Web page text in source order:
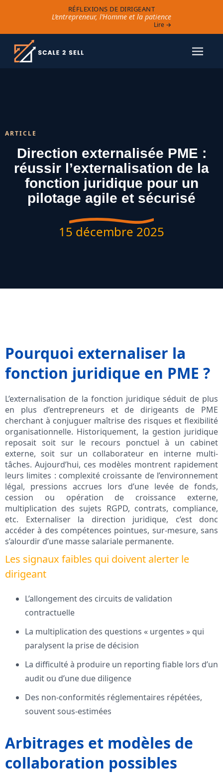
RÉFLEXIONS DE DIRIGEANT
L’entrepreneur, l’Homme et la patience
Lire →
ARTICLE
Direction externalisée PME :
réussir l’externalisation de la
fonction juridique pour un
pilotage agile et sécurisé
15 décembre 2025
Pourquoi externaliser la
fonction juridique en PME ?
L’externalisation de la fonction juridique séduit de plus
en plus d’entrepreneurs et de dirigeants de PME
cherchant à conjuguer maîtrise des risques et flexibilité
organisationnelle. Historiquement, la gestion juridique
reposait soit sur le recours ponctuel à un cabinet
externe, soit sur un collaborateur en interne multi-
tâches. Aujourd’hui, ces modèles montrent rapidement
leurs limites : complexité croissante de l’environnement
légal, pressions accrues lors d’une levée de fonds,
cession ou opération de croissance externe,
multiplication des sujets RGPD, contrats, compliance,
etc. Externaliser la direction juridique, c’est donc
accéder à des compétences pointues, sur-mesure, sans
s’alourdir d’une masse salariale permanente.
Les signaux faibles qui doivent alerter le
dirigeant
L’allongement des circuits de validation
contractuelle
La multiplication des questions « urgentes » qui
paralysent la prise de décision
La difficulté à produire un reporting fiable lors d’un
audit ou d’une due diligence
Des non-conformités réglementaires répétées,
souvent sous-estimées
Arbitrages et modèles de
collaboration possibles